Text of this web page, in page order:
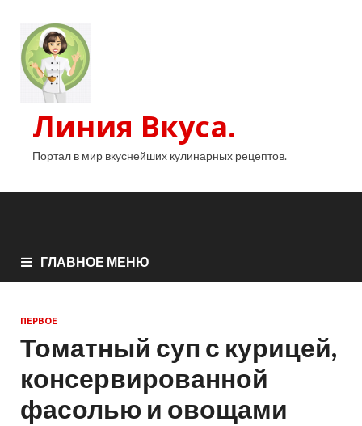
Линия Вкуса.
Портал в мир вкуснейших кулинарных рецептов.
ГЛАВНОЕ МЕНЮ
ПЕРВОЕ
Томатный суп с курицей,
консервированной
фасолью и овощами